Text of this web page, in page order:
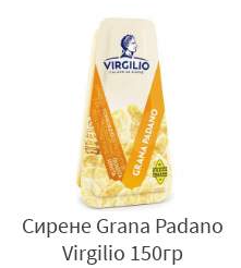
Сирене Grana Padano
Virgilio 150гр